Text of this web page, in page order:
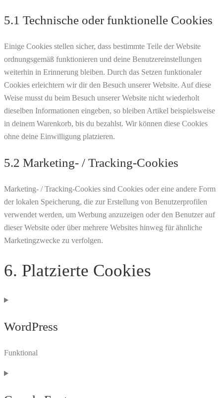
5.1 Technische oder funktionelle Cookies
Einige Cookies stellen sicher, dass bestimmte Teile der Website
ordnungsgemäß funktionieren und deine Benutzereinstellungen
weiterhin in Erinnerung bleiben. Durch das Setzen funktionaler
Cookies erleichtern wir dir den Besuch unserer Website. Auf diese
Weise musst du beim Besuch unserer Website nicht wiederholt
dieselben Informationen eingeben, so bleiben Artikel beispielsweise
in deinem Warenkorb, bis du bezahlst. Wir können diese Cookies
ohne deine Einwilligung platzieren.
5.2 Marketing- / Tracking-Cookies
Marketing- / Tracking-Cookies sind Cookies oder eine andere Form
der lokalen Speicherung, die zur Erstellung von Benutzerprofilen
verwendet werden, um Werbung anzuzeigen oder den Benutzer auf
dieser Website oder über mehrere Websites hinweg für ähnliche
Marketingzwecke zu verfolgen.
6. Platzierte Cookies
WordPress
Funktional
Consent